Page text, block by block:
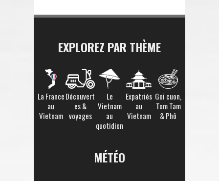
EXPLOREZ PAR THÈME
La France
au
Vietnam
Découvert
es &
voyages
Le
Vietnam
au
quotidien
Expatriés
au
Vietnam
Goi cuon,
Tom Tam
& Phô
MÉTÉO